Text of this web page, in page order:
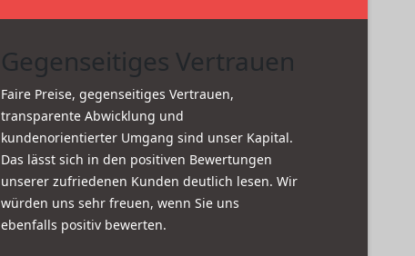
Gegenseitiges Vertrauen
Faire Preise, gegenseitiges Vertrauen,
transparente Abwicklung und
kundenorientierter Umgang sind unser Kapital.
Das lässt sich in den positiven Bewertungen
unserer zufriedenen Kunden deutlich lesen. Wir
würden uns sehr freuen, wenn Sie uns
ebenfalls positiv bewerten.